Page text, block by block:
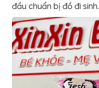
đầu chuẩn bị đồ đi sinh.